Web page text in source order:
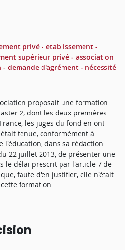
privé - etablissement -
supérieur privé - association
demande d'agrément - nécessité
proposait une formation
2, dont les deux premières
les juges du fond en ont
tenue, conformément à
l'éducation, dans sa rédaction
22 juillet 2013, de présenter une
le délai prescrit par l'article 7 de
faute d'en justifier, elle n'était
formation